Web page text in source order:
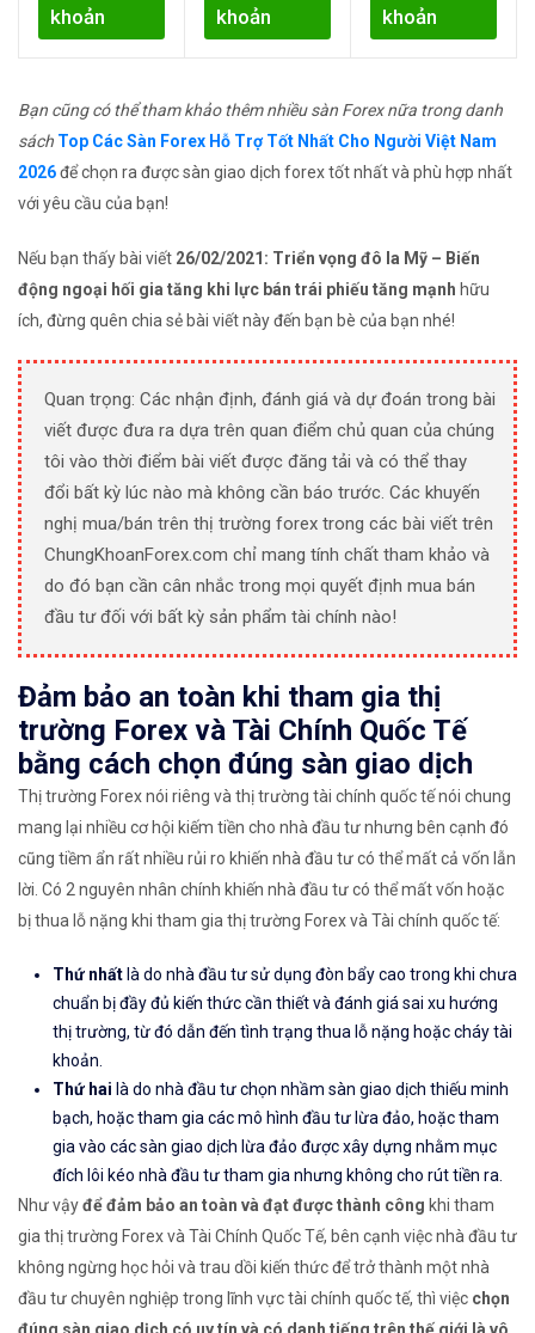
khoản
khoản
khoản
Bạn cũng có thể tham khảo thêm nhiều sàn Forex nữa trong danh
sách Top Các Sàn Forex Hỗ Trợ Tốt Nhất Cho Người Việt Nam
2026để chọn ra được sàn giao dịch forex tốt nhất và phù hợp nhất
với yêu cầu của bạn!
Nếu bạn thấy bài viết 26/02/2021: Triển vọng đô la Mỹ – Biến
động ngoại hối gia tăng khi lực bán trái phiếu tăng mạnh hữu
ích, đừng quên chia sẻ bài viết này đến bạn bè của bạn nhé!
Quan trọng: Các nhận định, đánh giá và dự đoán trong bài
viết được đưa ra dựa trên quan điểm chủ quan của chúng
tôi vào thời điểm bài viết được đăng tải và có thể thay
đổi bất kỳ lúc nào mà không cần báo trước. Các khuyến
nghị mua/bán trên thị trường forex trong các bài viết trên
ChungKhoanForex.com chỉ mang tính chất tham khảo và
do đó bạn cần cân nhắc trong mọi quyết định mua bán
đầu tư đối với bất kỳ sản phẩm tài chính nào!
Đảm bảo an toàn khi tham gia thị
trường Forex và Tài Chính Quốc Tế
bằng cách chọn đúng sàn giao dịch
Thị trường Forex nói riêng và thị trường tài chính quốc tế nói chung
mang lại nhiều cơ hội kiếm tiền cho nhà đầu tư nhưng bên cạnh đó
cũng tiềm ẩn rất nhiều rủi ro khiến nhà đầu tư có thể mất cả vốn lẫn
lời. Có 2 nguyên nhân chính khiến nhà đầu tư có thể mất vốn hoặc
bị thua lỗ nặng khi tham gia thị trường Forex và Tài chính quốc tế:
Thứ nhất là do nhà đầu tư sử dụng đòn bẩy cao trong khi chưa
chuẩn bị đầy đủ kiến thức cần thiết và đánh giá sai xu hướng
thị trường, từ đó dẫn đến tình trạng thua lỗ nặng hoặc cháy tài
khoản.
Thứ hai là do nhà đầu tư chọn nhầm sàn giao dịch thiếu minh
bạch, hoặc tham gia các mô hình đầu tư lừa đảo, hoặc tham
gia vào các sàn giao dịch lừa đảo được xây dựng nhằm mục
đích lôi kéo nhà đầu tư tham gia nhưng không cho rút tiền ra.
Như vậyđể đảm bảo an toàn và đạt được thành công khi tham
gia thị trường Forex và Tài Chính Quốc Tế, bên cạnh việc nhà đầu tư
không ngừng học hỏi và trau dồi kiến thức để trở thành một nhà
đầu tư chuyên nghiệp trong lĩnh vực tài chính quốc tế, thì việc chọn